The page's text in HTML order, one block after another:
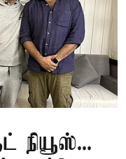
நியூஸ்...